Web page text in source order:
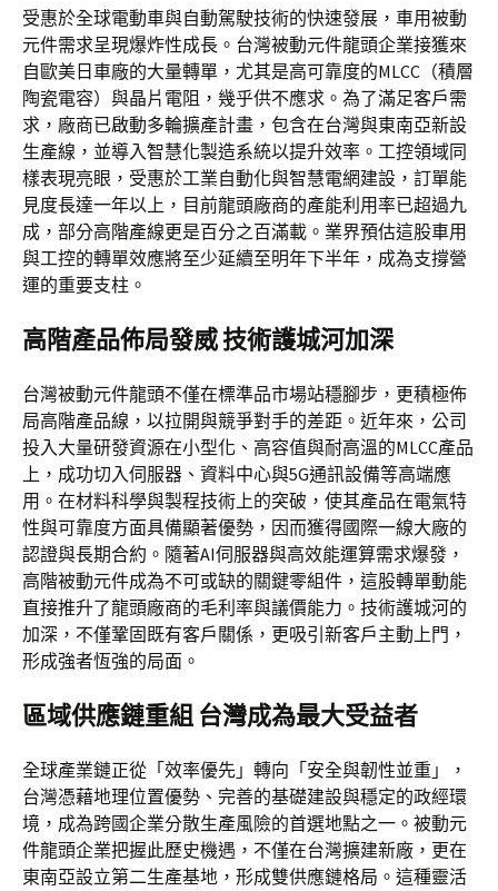
受惠於全球電動車與自動駕駛技術的快速發展，車用被動
元件需求呈現爆炸性成長。台灣被動元件龍頭企業接獲來
自歐美日車廠的大量轉單，尤其是高可靠度的MLCC（積層
陶瓷電容）與晶片電阻，幾乎供不應求。為了滿足客戶需
求，廠商已啟動多輪擴產計畫，包含在台灣與東南亞新設
生產線，並導入智慧化製造系統以提升效率。工控領域同
樣表現亮眼，受惠於工業自動化與智慧電網建設，訂單能
見度長達一年以上，目前龍頭廠商的產能利用率已超過九
成，部分高階產線更是百分之百滿載。業界預估這股車用
與工控的轉單效應將至少延續至明年下半年，成為支撐營
運的重要支柱。
高階產品佈局發威 技術護城河加深
台灣被動元件龍頭不僅在標準品市場站穩腳步，更積極佈
局高階產品線，以拉開與競爭對手的差距。近年來，公司
投入大量研發資源在小型化、高容值與耐高溫的MLCC產品
上，成功切入伺服器、資料中心與5G通訊設備等高端應
用。在材料科學與製程技術上的突破，使其產品在電氣特
性與可靠度方面具備顯著優勢，因而獲得國際一線大廠的
認證與長期合約。隨著AI伺服器與高效能運算需求爆發，
高階被動元件成為不可或缺的關鍵零組件，這股轉單動能
直接推升了龍頭廠商的毛利率與議價能力。技術護城河的
加深，不僅鞏固既有客戶關係，更吸引新客戶主動上門，
形成強者恆強的局面。
區域供應鏈重組 台灣成為最大受益者
全球產業鏈正從「效率優先」轉向「安全與韌性並重」，
台灣憑藉地理位置優勢、完善的基礎建設與穩定的政經環
境，成為跨國企業分散生產風險的首選地點之一。被動元
件龍頭企業把握此歷史機遇，不僅在台灣擴建新廠，更在
東南亞設立第二生產基地，形成雙供應鏈格局。這種靈活